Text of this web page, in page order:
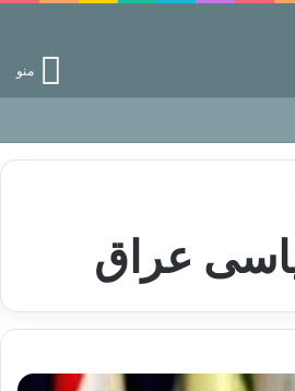
منو
وکناره‌گیری از راه خداست‌!
عراق